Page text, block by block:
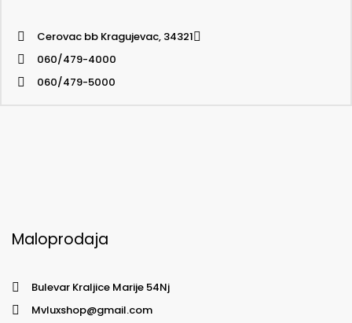
Cerovac bb Kragujevac, 34321
060/479-4000
060/479-5000
Maloprodaja
Bulevar Kraljice Marije 54Nj
Mvluxshop@gmail.com